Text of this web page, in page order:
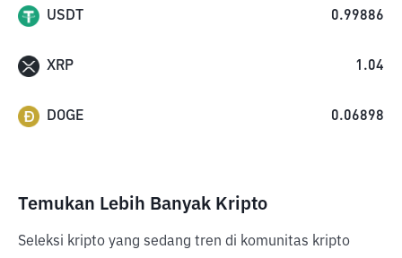
USDT 0.99886
XRP 1.04
DOGE 0.06898
Temukan Lebih Banyak Kripto
Seleksi kripto yang sedang tren di komunitas kripto